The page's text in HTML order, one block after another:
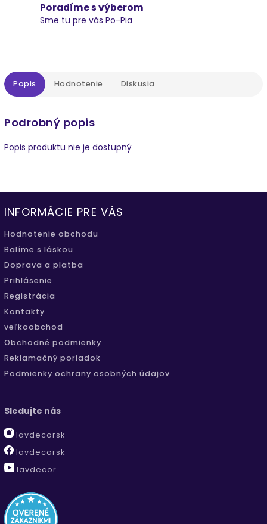
Poradíme s výberom
Sme tu pre vás Po-Pia
Popis Hodnotenie Diskusia
Podrobný popis
Popis produktu nie je dostupný
INFORMÁCIE PRE VÁS
Hodnotenie obchodu
Balíme s láskou
Doprava a platba
Prihlásenie
Registrácia
Kontakty
veľkoobchod
Obchodné podmienky
Reklamačný poriadok
Podmienky ochrany osobných údajov
Sledujte nás
lavdecorsk
lavdecorsk
lavdecor